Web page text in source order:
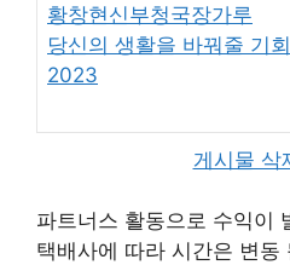
황창현신부청국장가루
당신의 생활을 바꿔줄 기
2023
게시물 삭
파트너스 활동으로 수익이
택배사에 따라 시간은 변동